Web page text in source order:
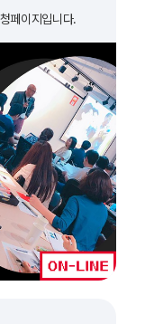
페이지입니다.